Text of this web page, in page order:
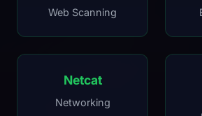
Web Scanning
Netcat
Networking